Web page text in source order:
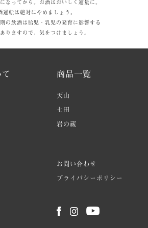
なってから。お酒はおいしく適量に。
運転は絶対にやめましょう。
の飲酒は胎児・乳児の発育に影響する
りますので、気をつけましょう。
商品一覧
天山
七田
岩の蔵
お問い合わせ
プライバシーポリシー